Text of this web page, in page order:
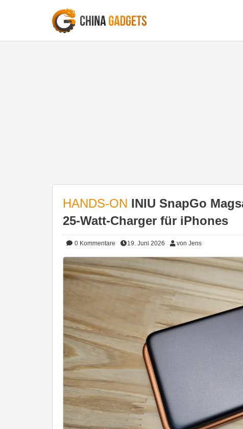
HANDS-ON INIU SnapGo
25-Watt-Charger für iPhones
0 Kommentare 19. Juni 2026 von Jens